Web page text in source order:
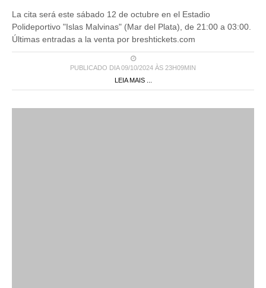
La cita será este sábado 12 de octubre en el Estadio
Polideportivo "Islas Malvinas" (Mar del Plata), de 21:00 a 03:00.
Últimas entradas a la venta por breshtickets.com
PUBLICADO DIA 09/10/2024 ÀS 23H09MIN
LEIA MAIS ...